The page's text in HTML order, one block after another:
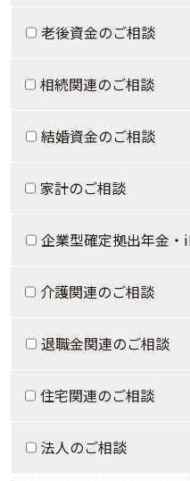
老後資金のご相談
相続関連のご相談
結婚資金のご相談
家計のご相談
企業型確定拠出年金
介護関連のご相談
退職金関連のご相談
住宅関連のご相談
法人のご相談